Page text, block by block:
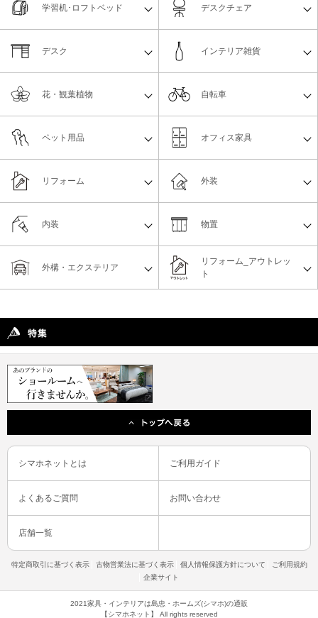
学習机･ロフトベッド デスクチェア
デスク インテリア雑貨
花・観葉植物 自転車
ペット用品 オフィス家具
リフォーム
リフォーム_アウトレッ
ト
物置
外構・エクステリア
外装
内装
シマホネットとは ご利用ガイド
よくあるご質問 お問い合わせ
店舗一覧
特定商取引に基づく表示 古物営業法に基づく表示 個人情報保護方針について
ご利用規約
企業サイト
2021家具・インテリアは島忠・ホームズ(シマホ)の通販
【シマホネット】 All rights reserved